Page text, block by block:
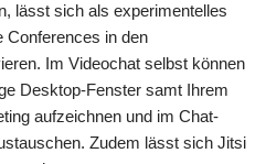
lässt sich als experimentelles
Conferences in den
Im Videochat selbst können
Desktop-Fenster samt Ihrem
aufzeichnen und im Chat-
Zudem lässt sich Jitsi